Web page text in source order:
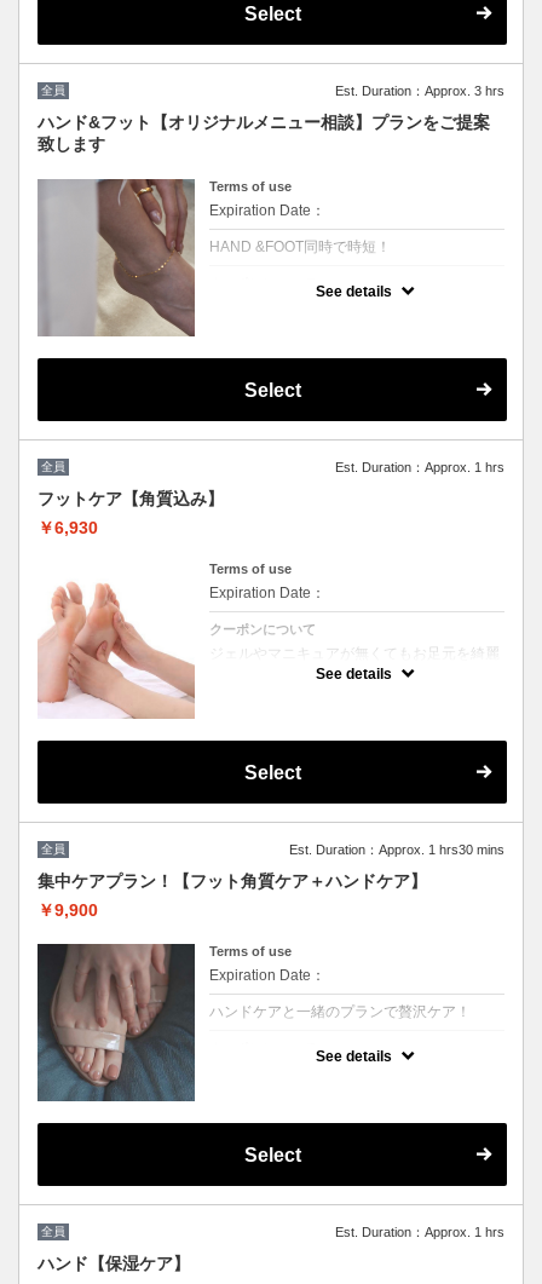
ご提案いたします
［持込可能］
Select
全員 Est. Duration：Approx. 3 hrs
ハンド&フット【オリジナルメニュー相談】プランをご提案
致します
Terms of use
Expiration Date：
HAND &FOOT同時で時短！
さんのプランの中からお客様に合ったものを
※同時施術ご希望の際、備考欄に【同時施術
希望】と記載をお願いします。空いていない
場合はこちらからご連絡させて頂きます
☆こちらから予約されたお客様は5%OFFの
次回ご予約が一番お得！(10%OFF)
See details
Select
全員 Est. Duration：Approx. 1 hrs
フットケア【角質込み】
￥6,930
Terms of use
Expiration Date：
クーポンについて
ジェルやマニキュアが無くてもお足元を綺麗
に保ちたい方へオススメ！
※他割引併用不可
See details
Select
全員 Est. Duration：Approx. 1 hrs30 mins
集中ケアプラン！【フット角質ケア＋ハンドケア】
￥9,900
Terms of use
Expiration Date：
ハンドケアと一緒のプランで贅沢ケア！
マニキュアトップコート仕上げも可能（オプ
ハンドフット同時施術希望の方は備考欄に
【同時施術希望】と記入をお願い致します。
See details
Select
全員 Est. Duration：Approx. 1 hrs
ハンド【保湿ケア】